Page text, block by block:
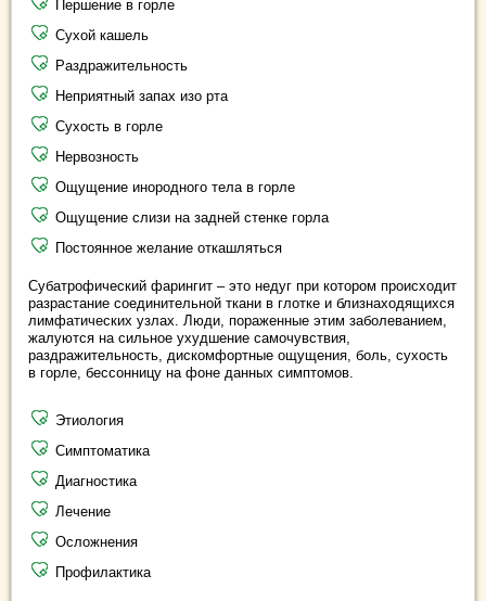
Першение в горле
Сухой кашель
Раздражительность
Неприятный запах изо рта
Сухость в горле
Нервозность
Ощущение инородного тела в горле
Ощущение слизи на задней стенке горла
Постоянное желание откашляться
Субатрофический фарингит – это недуг при котором происходит
разрастание соединительной ткани в глотке и близнаходящихся
лимфатических узлах. Люди, пораженные этим заболеванием,
жалуются на сильное ухудшение самочувствия,
раздражительность, дискомфортные ощущения, боль, сухость
в горле, бессонницу на фоне данных симптомов.
Этиология
Симптоматика
Диагностика
Лечение
Осложнения
Профилактика